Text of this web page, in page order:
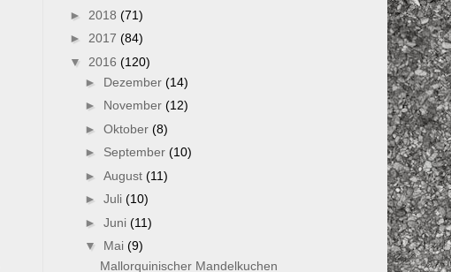
► 2018 (71)
► 2017 (84)
▼ 2016 (120)
► Dezember (14)
► November (12)
► Oktober (8)
► September (10)
► August (11)
► Juli (10)
► Juni (11)
▼ Mai (9)
Mallorquinischer Mandelkuchen